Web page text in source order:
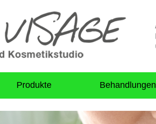
Produkte Behandlungen